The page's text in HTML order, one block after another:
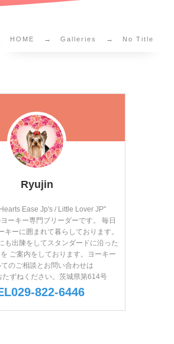
HOME Galleries No Title
Ryujin
Ease Jp's / Little Lover JP"
ーキー専門ブリーダーです。 毎日
キーに囲まれて暮らしております。
も出陳をしてスタンダードに沿った
を ご案内をしております。ヨーキー
のご相談とお問い合わせは
たずねください。茨城県第614号
822-6446